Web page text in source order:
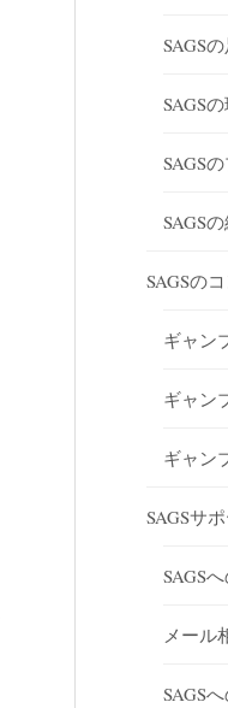
SAGS
SAGS
SAGS
SAGS
SAGSの
ギャン
ギャン
ギャン
SAGSサ
SAGS
メール
SAGS